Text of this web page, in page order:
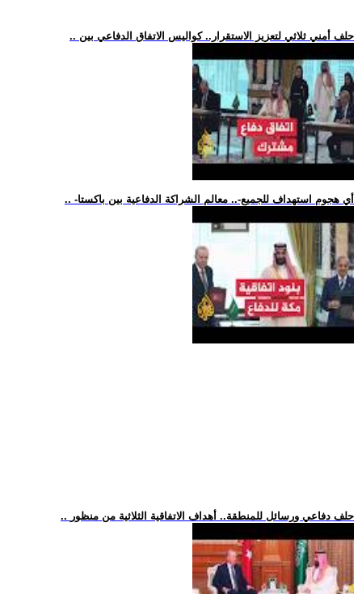
.. حلف أمني ثلاثي لتعزيز الاستقرار.. كواليس الاتفاق الدفاعي بين
.. -أي هجوم استهداف للجميع-.. معالم الشراكة الدفاعية بين باكستا
.. حلف دفاعي ورسائل للمنطقة.. أهداف الاتفاقية الثلاثية من منظور